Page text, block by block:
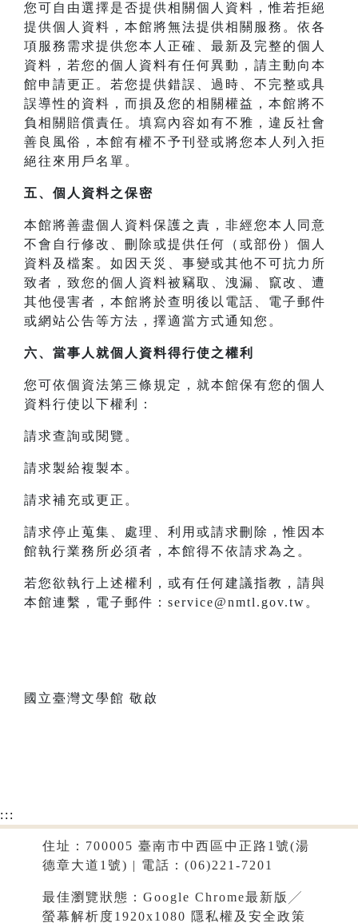
您可自由選擇是否提供相關個人資料，惟若拒絕
提供個人資料，本館將無法提供相關服務。依各
項服務需求提供您本人正確、最新及完整的個人
資料，若您的個人資料有任何異動，請主動向本
館申請更正。若您提供錯誤、過時、不完整或具
誤導性的資料，而損及您的相關權益，本館將不
負相關賠償責任。填寫內容如有不雅，違反社會
善良風俗，本館有權不予刊登或將您本人列入拒
絕往來用戶名單。
五、個人資料之保密
本館將善盡個人資料保護之責，非經您本人同意
不會自行修改、刪除或提供任何（或部份）個人
資料及檔案。如因天災、事變或其他不可抗力所
致者，致您的個人資料被竊取、洩漏、竄改、遭
其他侵害者，本館將於查明後以電話、電子郵件
或網站公告等方法，擇適當方式通知您。
六、當事人就個人資料得行使之權利
您可依個資法第三條規定，就本館保有您的個人
資料行使以下權利：
請求查詢或閱覽。
請求製給複製本。
請求補充或更正。
請求停止蒐集、處理、利用或請求刪除，惟因本
館執行業務所必須者，本館得不依請求為之。
若您欲執行上述權利，或有任何建議指教，請與
本館連繫，電子郵件：service@nmtl.gov.tw。
國立臺灣文學館 敬啟
:::
住址：700005 臺南市中西區中正路1號(湯
德章大道1號) | 電話：(06)221-7201
最佳瀏覽狀態：Google Chrome最新版╱
螢幕解析度1920x1080 隱私權及安全政策